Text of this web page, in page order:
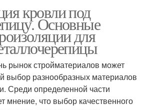
кровли под
Основные
для
рынок стройматериалов может
выбор разнообразных материалов
Среди определенной части
мнение, что выбор качественного